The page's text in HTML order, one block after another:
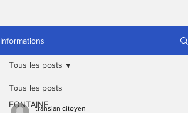
Informations
Tous les posts
FONTAINE
Tous les posts
transian citoyen